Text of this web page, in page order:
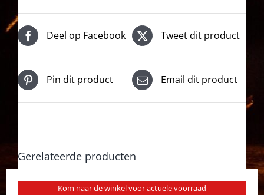
Deel op Facebook Tweet dit product
Pin dit product Email dit product
Gerelateerde producten
Kom naar de winkel voor actuele voorraad